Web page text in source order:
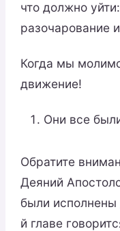
что должно
разочарование
Когда мы
движение!
Они все
Обратите
Деяний
были исполнены
й главе